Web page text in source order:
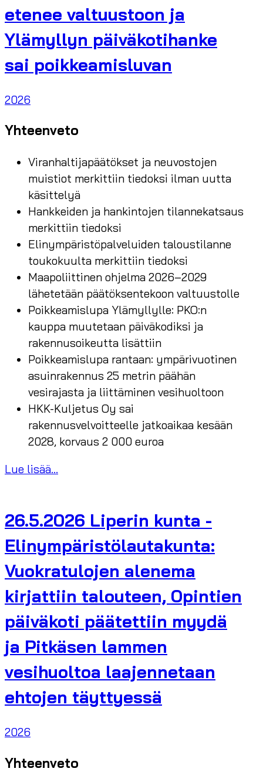
etenee valtuustoon ja
Ylämyllyn päiväkotihanke
sai poikkeamisluvan
2026
Yhteenveto
Viranhaltijapäätökset ja neuvostojen
muistiot merkittiin tiedoksi ilman uutta
käsittelyä
Hankkeiden ja hankintojen tilannekatsaus
merkittiin tiedoksi
Elinympäristöpalveluiden taloustilanne
toukokuulta merkittiin tiedoksi
Maapoliittinen ohjelma 2026–2029
lähetetään päätöksentekoon valtuustolle
Poikkeamislupa Ylämyllylle: PKO:n
kauppa muutetaan päiväkodiksi ja
rakennusoikeutta lisättiin
Poikkeamislupa rantaan: ympärivuotinen
asuinrakennus 25 metrin päähän
vesirajasta ja liittäminen vesihuoltoon
HKK-Kuljetus Oy sai
rakennusvelvoitteelle jatkoaikaa kesään
2028, korvaus 2 000 euroa
Lue lisää...
26.5.2026 Liperin kunta -
Elinympäristölautakunta:
Vuokratulojen alenema
kirjattiin talouteen, Opintien
päiväkoti päätettiin myydä
ja Pitkäsen lammen
vesihuoltoa laajennetaan
ehtojen täyttyessä
2026
Yhteenveto